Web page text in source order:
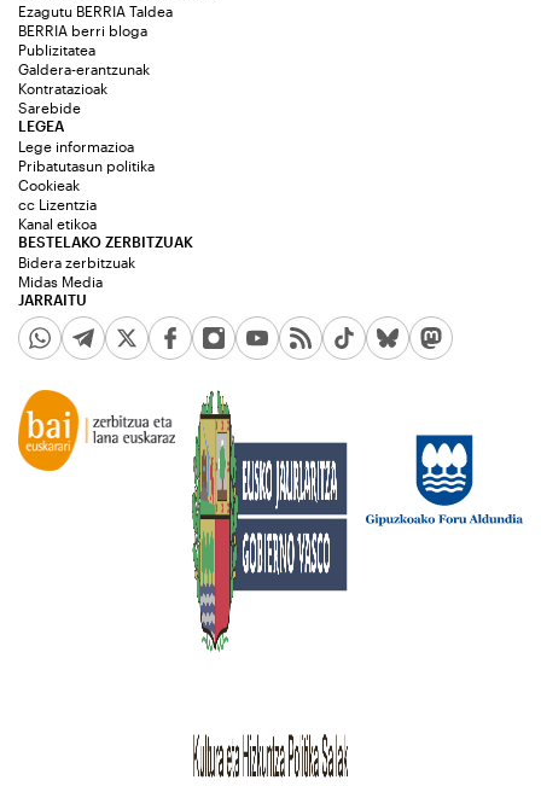
Ezagutu BERRIA Taldea
BERRIA berri bloga
Publizitatea
Galdera-erantzunak
Kontratazioak
Sarebide
JARRAITU
LEGEA
Lege informazioa
Pribatutasun politika
Cookieak
cc Lizentzia
Kanal etikoa
BESTELAKO ZERBITZUAK
Bidera zerbitzuak
Midas Media